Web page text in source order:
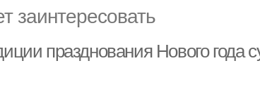
заинтересовать
празднования Нового года